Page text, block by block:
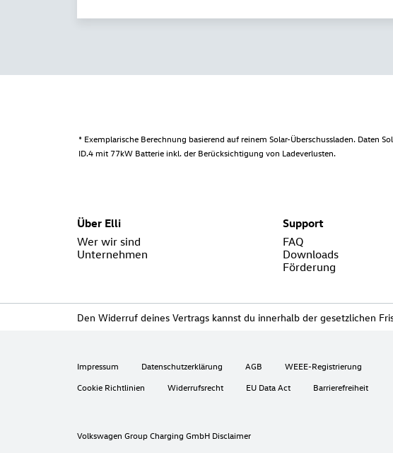
* Exemplarische Berechnung basierend auf reinem Solar-Überschussladen. Daten
ID.4 mit 77kW Batterie inkl. der Berücksichtigung von Ladeverlusten.
Über Elli
Wer wir sind
Unternehmen
Support
FAQ
Downloads
Förderung
Den Widerruf deines Vertrags kannst du innerhalb der gesetzlichen
Impressum Datenschutzerklärung AGB
WEEE-Registrierung
Cookie Richtlinien
Widerrufsrecht EU Data Act Barrierefreiheit
Volkswagen Group Charging GmbH Disclaimer